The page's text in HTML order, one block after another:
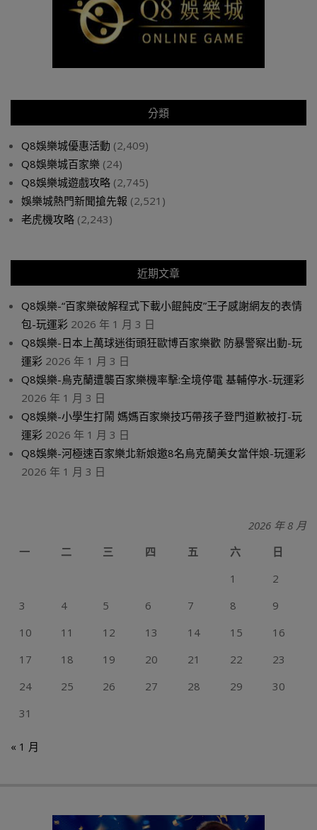
分類
Q8娛樂城優惠活動 (2,409)
Q8娛樂城百家樂 (24)
Q8娛樂城遊戲攻略 (2,745)
娛樂城熱門新聞搶先報 (2,521)
老虎機攻略 (2,243)
近期文章
Q8娛樂-“百家樂破解程式下載小餛飩皮”王子感謝網友的表情
包-玩運彩 2026 年 1 月 3 日
Q8娛樂-日本上萬球迷街頭狂歐博百家樂歡 防暴警察出動-玩
運彩 2026 年 1 月 3 日
Q8娛樂-烏克蘭遭襲百家樂機率擊:全境停電 基輔停水-玩運彩
2026 年 1 月 3 日
Q8娛樂-小學生打鬧 媽媽百家樂技巧帶孩子登門道歉被打-玩
運彩 2026 年 1 月 3 日
Q8娛樂-河極速百家樂北新娘邀8名烏克蘭美女當伴娘-玩運彩
2026 年 1 月 3 日
2026 年 8 月
一
二 三 四 五 六
日
1
2
3
4 5 6 7 8
9
10
11 12 13 14 15
16
17
18 19 20 21 22
23
24
25 26 27 28 29
30
31
« 1 月